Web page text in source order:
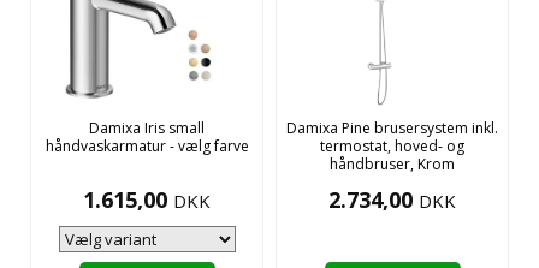
Damixa Iris small
håndvaskarmatur - vælg farve
1.615,00 DKK
Damixa Pine brusersystem inkl.
termostat, hoved- og
håndbruser, Krom
2.734,00 DKK